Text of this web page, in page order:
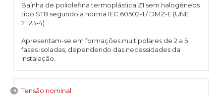
Baínha de poliolefina termoplástica Z1 sem halogéneos
tipo ST8 segundo a norma IEC 60502-1 / DMZ-E (UNE
21123-4)
Apresentam-se em formações multipolares de 2 a 5
fases isoladas, dependendo das necessidades da
instalação.
Tensão nominal: